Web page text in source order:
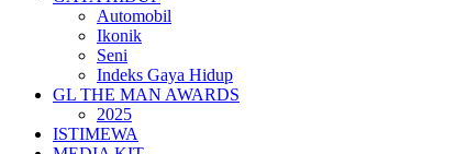
Automobil
Ikonik
Seni
Indeks Gaya Hidup
GL THE MAN AWARDS
2025
ISTIMEWA